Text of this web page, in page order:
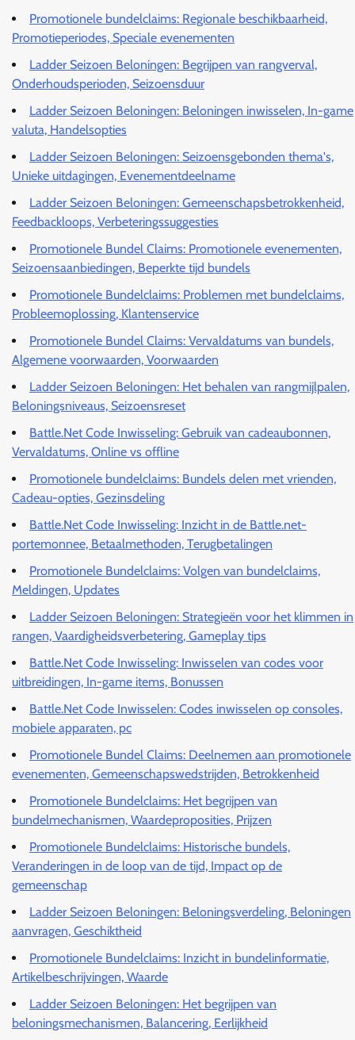
Promotionele bundelclaims: Regionale beschikbaarheid,
Promotieperiodes, Speciale evenementen
Ladder Seizoen Beloningen: Begrijpen van rangverval,
Onderhoudsperioden, Seizoensduur
Ladder Seizoen Beloningen: Beloningen inwisselen, In-game
valuta, Handelsopties
Ladder Seizoen Beloningen: Seizoensgebonden thema's,
Unieke uitdagingen, Evenementdeelname
Ladder Seizoen Beloningen: Gemeenschapsbetrokkenheid,
Feedbackloops, Verbeteringssuggesties
Promotionele Bundel Claims: Promotionele evenementen,
Seizoensaanbiedingen, Beperkte tijd bundels
Promotionele Bundelclaims: Problemen met bundelclaims,
Probleemoplossing, Klantenservice
Promotionele Bundel Claims: Vervaldatums van bundels,
Algemene voorwaarden, Voorwaarden
Ladder Seizoen Beloningen: Het behalen van rangmijlpalen,
Beloningsniveaus, Seizoensreset
Battle.Net Code Inwisseling: Gebruik van cadeaubonnen,
Vervaldatums, Online vs offline
Promotionele bundelclaims: Bundels delen met vrienden,
Cadeau-opties, Gezinsdeling
Battle.Net Code Inwisseling: Inzicht in de Battle.net-
portemonnee, Betaalmethoden, Terugbetalingen
Promotionele Bundelclaims: Volgen van bundelclaims,
Meldingen, Updates
Ladder Seizoen Beloningen: Strategieën voor het klimmen in
rangen, Vaardigheidsverbetering, Gameplay tips
Battle.Net Code Inwisseling: Inwisselen van codes voor
uitbreidingen, In-game items, Bonussen
Battle.Net Code Inwisselen: Codes inwisselen op consoles,
mobiele apparaten, pc
Promotionele Bundel Claims: Deelnemen aan promotionele
evenementen, Gemeenschapswedstrijden, Betrokkenheid
Promotionele Bundelclaims: Het begrijpen van
bundelmechanismen, Waardeproposities, Prijzen
Promotionele Bundelclaims: Historische bundels,
Veranderingen in de loop van de tijd, Impact op de
gemeenschap
Ladder Seizoen Beloningen: Beloningsverdeling, Beloningen
aanvragen, Geschiktheid
Promotionele Bundelclaims: Inzicht in bundelinformatie,
Artikelbeschrijvingen, Waarde
Ladder Seizoen Beloningen: Het begrijpen van
beloningsmechanismen, Balancering, Eerlijkheid